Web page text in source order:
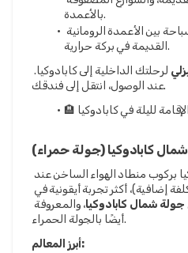
بالأعمدة.
القديمة في بركة حرارية.
عند الوصول، انتقل إلى فندقك.
شمال كابادوكيا (جولة حمراء)
جولة شمال كابادوكيا
أيضًا بالجولة الحمراء.
أبرز المعالم: